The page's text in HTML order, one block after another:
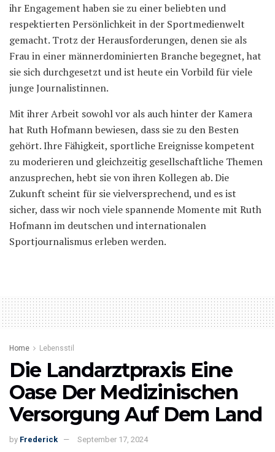
ihr Engagement haben sie zu einer beliebten und
respektierten Persönlichkeit in der Sportmedienwelt
gemacht. Trotz der Herausforderungen, denen sie als
Frau in einer männerdominierten Branche begegnet, hat
sie sich durchgesetzt und ist heute ein Vorbild für viele
junge Journalistinnen.
Mit ihrer Arbeit sowohl vor als auch hinter der Kamera
hat Ruth Hofmann bewiesen, dass sie zu den Besten
gehört. Ihre Fähigkeit, sportliche Ereignisse kompetent
zu moderieren und gleichzeitig gesellschaftliche Themen
anzusprechen, hebt sie von ihren Kollegen ab. Die
Zukunft scheint für sie vielversprechend, und es ist
sicher, dass wir noch viele spannende Momente mit Ruth
Hofmann im deutschen und internationalen
Sportjournalismus erleben werden.
Home Lebensstil
Die Landarztpraxis Eine
Oase Der Medizinischen
Versorgung Auf Dem Land
by Frederick September 17, 2024